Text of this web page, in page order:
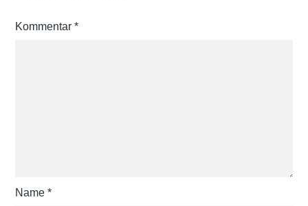
Kommentar*
Name*